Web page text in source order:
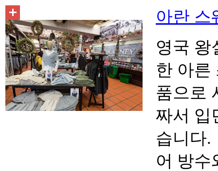
아란 스
영국 왕
한 아른
품으로
짜서 입
습니다.
어 방수